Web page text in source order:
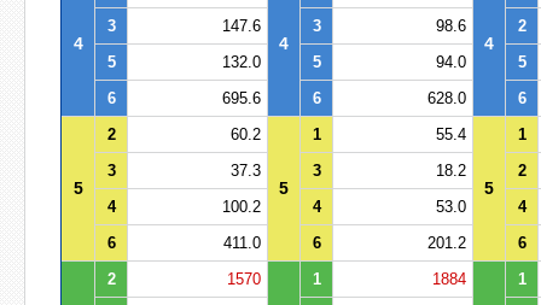
4 4 4
3
147.6 3 98.6
2
5
132.0 5 94.0
5
6
695.6 6 628.0 6
5
2 60.2
5
1 55.4
5
1
3
37.3 3 18.2
2
4
100.2 4 53.0
4
6
411.0 6 201.2 6
2 1570 1 1884
1